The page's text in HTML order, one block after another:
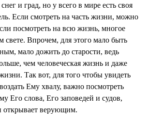
и град, но у всего в мире есть своя
Если смотреть на часть жизни, можно
посмотреть на всю жизнь, многое
свете. Впрочем, для этого мало быть
мало дожить до старости, ведь
чем человеческая жизнь и даже
Так вот, для того чтобы увидеть
Ему хвалу, важно посмотреть
Его слова, Его заповедей и судов,
открывает верующим.